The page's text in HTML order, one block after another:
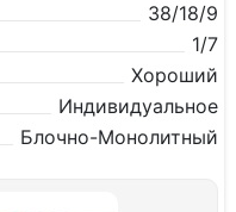
38/18/9
1/7
Хороший
Индивидуальное
Блочно-Монолитный